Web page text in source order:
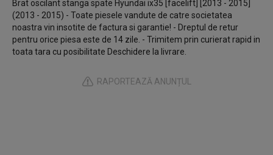
Brat oscilant stanga spate Hyundai ix35 [facelift] [2013 - 2015]
(2013 - 2015) - Toate piesele vandute de catre societatea
noastra vin insotite de factura si garantie! - Dreptul de retur
pentru orice piesa este de 14 zile. - Trimitem prin curierat rapid in
toata tara cu posibilitate Deschidere la livrare.
RAPORTEAZĂ ANUNȚUL